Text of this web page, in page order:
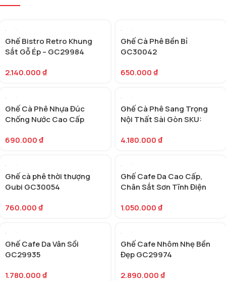
Ghế Bistro Retro Khung
Sắt Gỗ Ép – GC29984
2.140.000₫
Ghế Cà Phê Bền Bỉ
GC30042
650.000₫
Ghế Cà Phê Nhựa Đúc
Chống Nước Cao Cấp
690.000₫
Ghế Cà Phê Sang Trọng
Nội Thất Sài Gòn SKU:
4.180.000₫
Ghế cà phê thời thượng
Gubi GC30054
760.000₫
Ghế Cafe Da Cao Cấp,
Chân Sắt Sơn Tĩnh Điện
1.050.000₫
Ghế Cafe Da Vân Sồi
GC29935
1.780.000₫
Ghế Cafe Nhôm Nhẹ Bền
Đẹp GC29974
2.890.000₫